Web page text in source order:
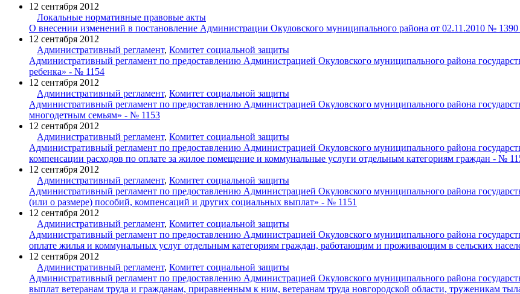
12 сентября 2012
Локальные нормативные правовые акты
О внесении изменений в постановление Администрации Окуловского муниципального района от 02.11.2010 №
12 сентября 2012
Административный регламент, Комитет социальной защиты
Административный регламент по предоставлению Администрацией Окуловского муниципального района
ребенка» - № 1154
12 сентября 2012
Административный регламент, Комитет социальной защиты
Административный регламент по предоставлению Администрацией Окуловского муниципального района
многодетным семьям» - № 1153
12 сентября 2012
Административный регламент, Комитет социальной защиты
Административный регламент по предоставлению Администрацией Окуловского муниципального района
компенсации расходов по оплате за жилое помещение и коммунальные услуги отдельным категориям граждан - №
12 сентября 2012
Административный регламент, Комитет социальной защиты
Административный регламент по предоставлению Администрацией Окуловского муниципального района
(или о размере) пособий, компенсаций и других социальных выплат» - № 1151
12 сентября 2012
Административный регламент, Комитет социальной защиты
Административный регламент по предоставлению Администрацией Окуловского муниципального района
оплате жилья и коммунальных услуг отдельным категориям граждан, работающим и проживающим в сельских
12 сентября 2012
Административный регламент, Комитет социальной защиты
Административный регламент по предоставлению Администрацией Окуловского муниципального района
выплат ветеранам труда и гражданам, приравненным к ним, ветеранам труда новгородской области, труженикам